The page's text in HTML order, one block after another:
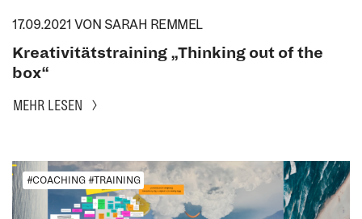
17.09.2021 VON SARAH REMMEL
Kreativitätstraining „Thinking out of the
box“
MEHR LESEN
#COACHING #TRAINING